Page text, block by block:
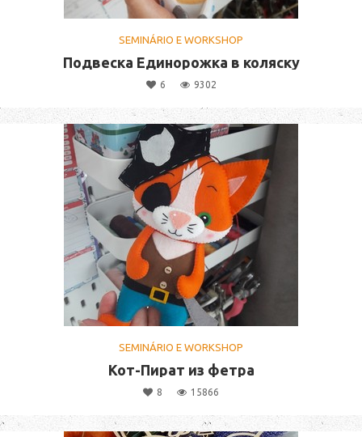
SEMINÁRIO E WORKSHOP
Подвеска Единорожка в коляску
6 9302
SEMINÁRIO E WORKSHOP
Кот-Пират из фетра
8 15866